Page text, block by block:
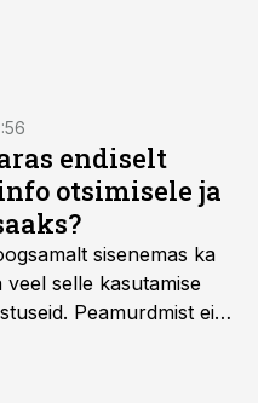
endiselt
otsimisele ja
sisenemas ka
selle kasutamise
Peamurdmist ei